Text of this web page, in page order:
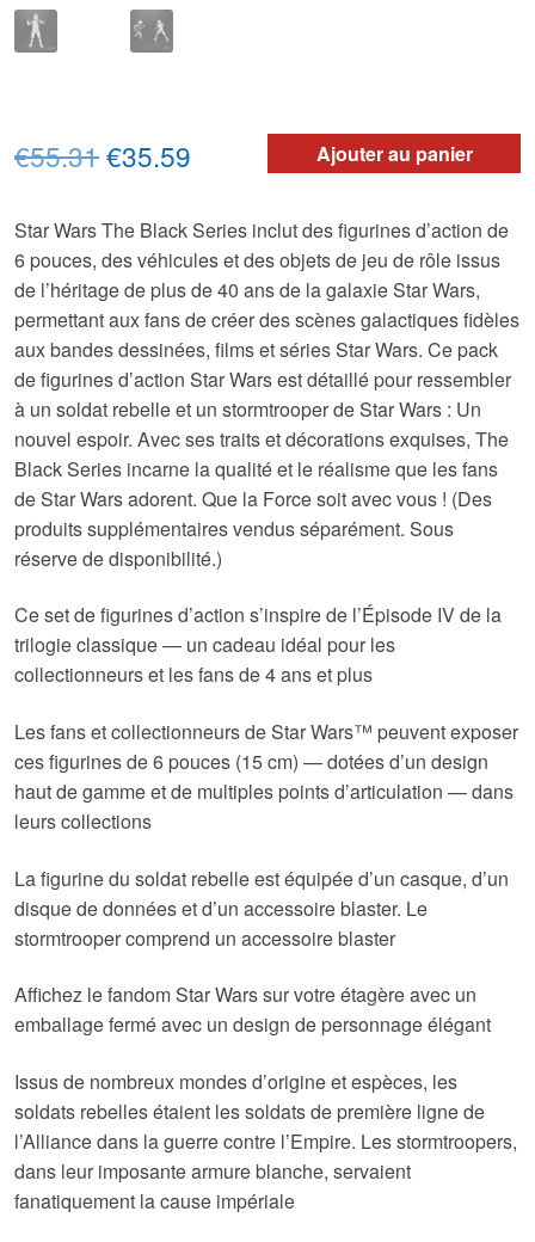
Ajouter au panier
€55.31Le
initial
était :
€55.31.
€35.59
actuel
est :
€35.59.
Star Wars The Black Series inclut des figurines d’action de
6 pouces, des véhicules et des objets de jeu de rôle issus
de l’héritage de plus de 40 ans de la galaxie Star Wars,
permettant aux fans de créer des scènes galactiques fidèles
aux bandes dessinées, films et séries Star Wars. Ce pack
de figurines d’action Star Wars est détaillé pour ressembler
à un soldat rebelle et un stormtrooper de Star Wars : Un
nouvel espoir. Avec ses traits et décorations exquises, The
Black Series incarne la qualité et le réalisme que les fans
de Star Wars adorent. Que la Force soit avec vous ! (Des
produits supplémentaires vendus séparément. Sous
réserve de disponibilité.)
Ce set de figurines d’action s’inspire de l’Épisode IV de la
trilogie classique — un cadeau idéal pour les
collectionneurs et les fans de 4 ans et plus
Les fans et collectionneurs de Star Wars™ peuvent exposer
ces figurines de 6 pouces (15 cm) — dotées d’un design
haut de gamme et de multiples points d’articulation — dans
leurs collections
La figurine du soldat rebelle est équipée d’un casque, d’un
disque de données et d’un accessoire blaster. Le
stormtrooper comprend un accessoire blaster
Affichez le fandom Star Wars sur votre étagère avec un
emballage fermé avec un design de personnage élégant
Issus de nombreux mondes d’origine et espèces, les
soldats rebelles étaient les soldats de première ligne de
l’Alliance dans la guerre contre l’Empire. Les stormtroopers,
dans leur imposante armure blanche, servaient
fanatiquement la cause impériale